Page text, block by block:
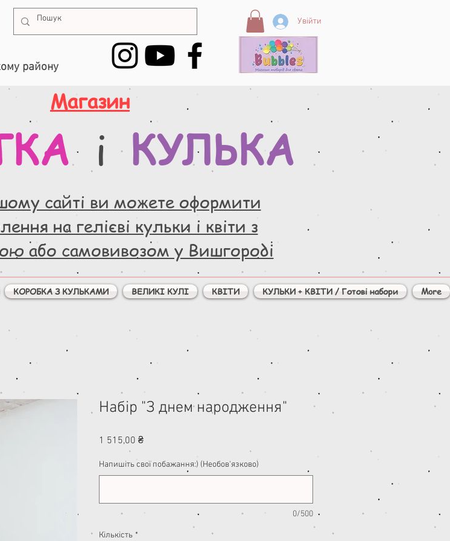
Увійти
району
Магазин
і КУЛЬКА
сайті ви можете оформити
на гелієві кульки і квіти з
або самовивозом у Вишгороді
КОРОБКА З КУЛЬКАМИ ВЕЛИКІ КУЛІ КВІТИ КУЛЬКИ + КВІТИ / Готові набори More
Набір "З днем народження"
1 515,00 ₴Ціна
Напишіть свої побажання:) (Необов'язково)
0/500
Кількість *